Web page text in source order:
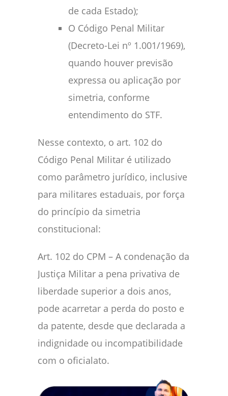
de cada Estado);
O Código Penal Militar
(Decreto-Lei nº 1.001/1969),
quando houver previsão
expressa ou aplicação por
simetria, conforme
entendimento do STF.
Nesse contexto, o art. 102 do
Código Penal Militar é utilizado
como parâmetro jurídico, inclusive
para militares estaduais, por força
do princípio da simetria
constitucional:
Art. 102 do CPM – A condenação da
Justiça Militar a pena privativa de
liberdade superior a dois anos,
pode acarretar a perda do posto e
da patente, desde que declarada a
indignidade ou incompatibilidade
com o oficialato.